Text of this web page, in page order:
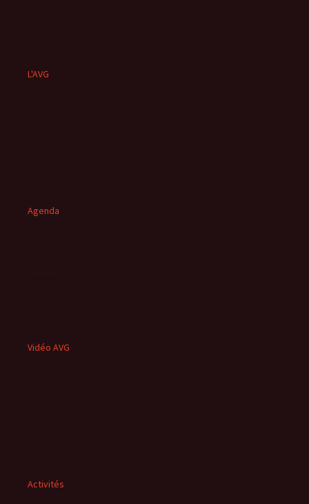
L'AVG
Agenda
Vidéo AVG
Activités